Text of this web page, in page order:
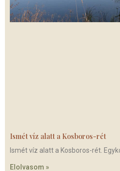
Ismét víz alatt a Kosboros-rét
Ismét víz alatt a Kosboros-rét.
Elolvasom »